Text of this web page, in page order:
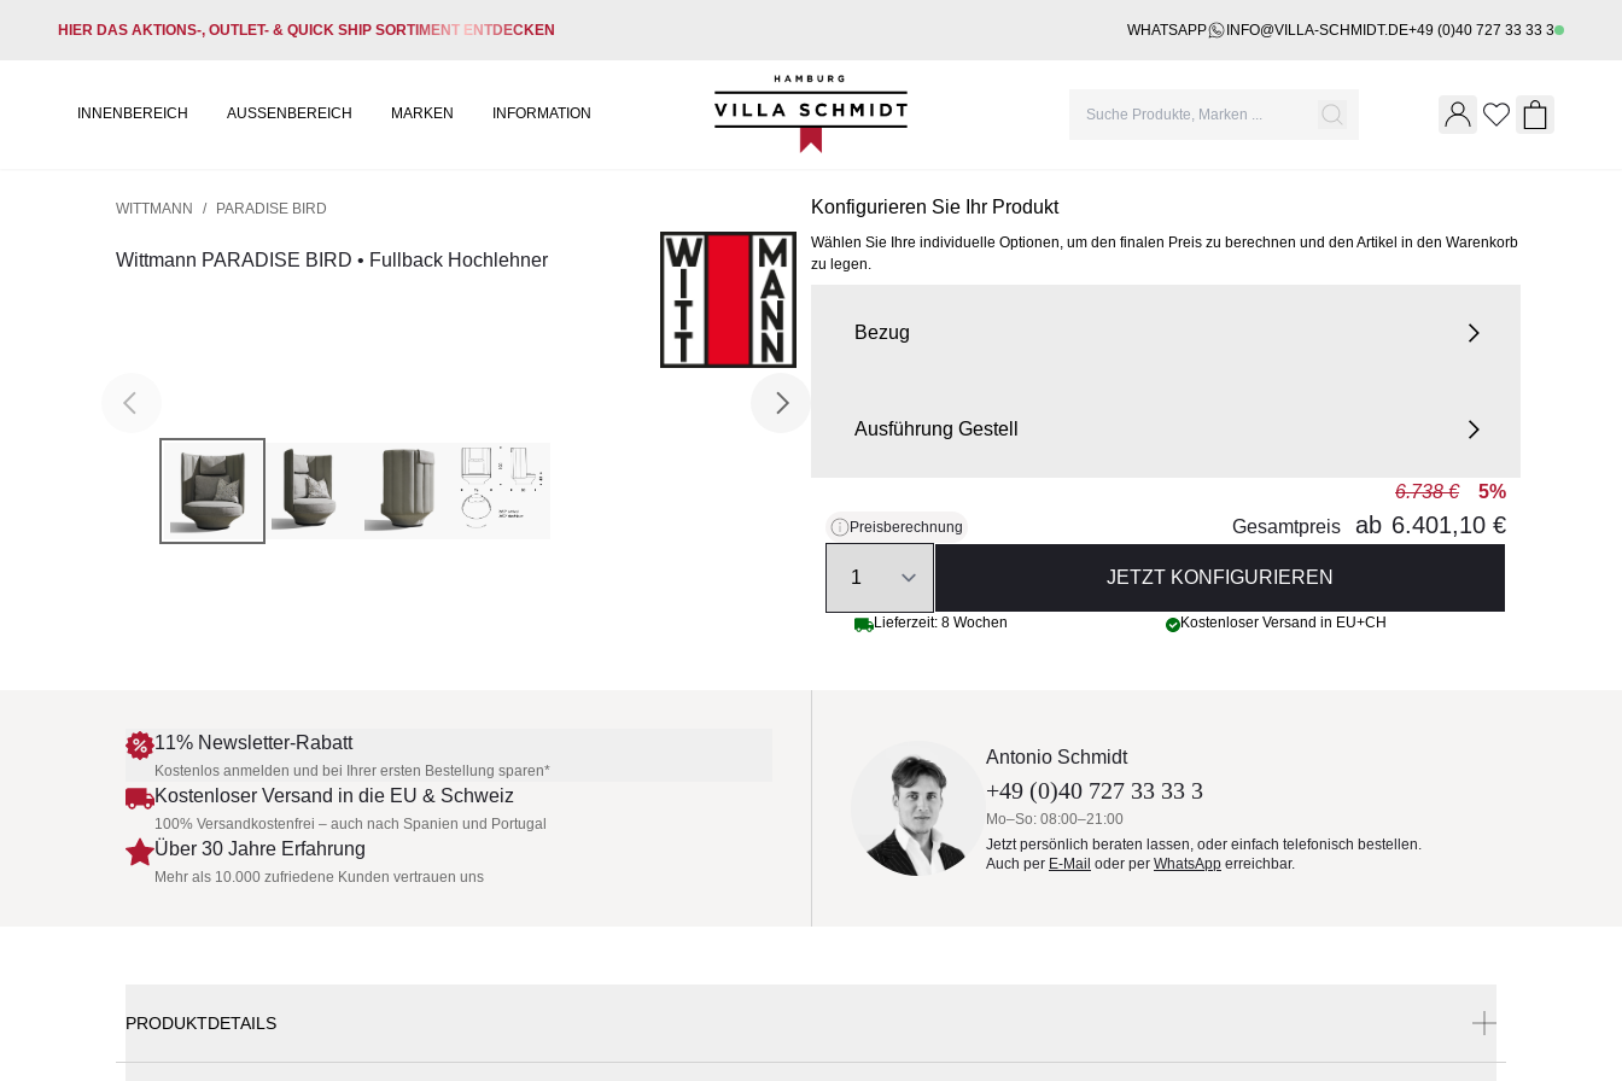
HIER DAS AKTIONS-, OUTLET- & QUICK SHIP SORTIMENT ENTDECKEN WHATSAPP INFO@VILLA-SCHMIDT.DE+49 (0)40 727 33 33 3
INNENBEREICH AUSSENBEREICH MARKEN INFORMATION
Villa Schmidt
Wishlist
WITTMANN / PARADISE BIRD
Wittmann PARADISE BIRD • Fullback Hochlehner
Konfigurieren Sie Ihr Produkt
Wählen Sie Ihre individuelle Optionen, um den finalen Preis zu berechnen und den Artikel in den Warenkorb
zu legen.
Bezug
Ausführung Gestell
Preisberechnung
6.738 €
5%
Gesamtpreis
ab 6.401,10 €
JETZT KONFIGURIEREN
Lieferzeit: 8 Wochen Kostenloser Versand in EU+CH
11% Newsletter-Rabatt
Kostenlos anmelden und bei Ihrer ersten Bestellung sparen*
Kostenloser Versand in die EU & Schweiz
100% Versandkostenfrei – auch nach Spanien und Portugal
Über 30 Jahre Erfahrung
Mehr als 10.000 zufriedene Kunden vertrauen uns
Antonio Schmidt
+49 (0)40 727 33 33 3
Mo–So: 08:00–21:00
Jetzt persönlich beraten lassen, oder einfach telefonisch bestellen.
Auch per E-Mail oder per WhatsApp erreichbar.
PRODUKTDETAILS